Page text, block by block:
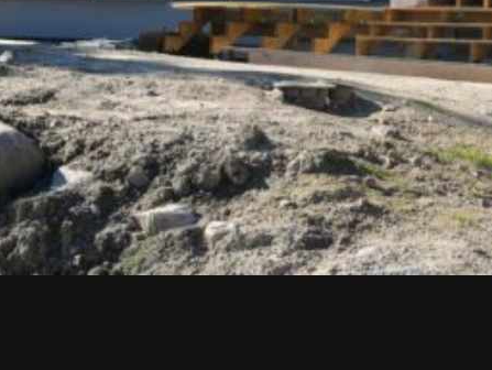
Upea yli 200-sivuinen talokirja!
Tilaa esite